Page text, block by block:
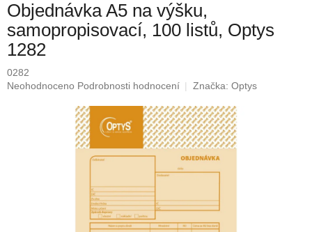
Objednávka A5 na výšku,
samopropisovací, 100 listů, Optys
1282
0282
Průměrné
Neohodnoceno Podrobnosti hodnocení Značka: Optys